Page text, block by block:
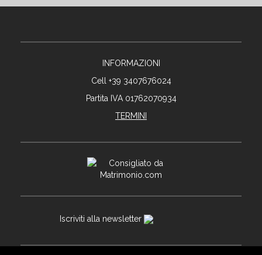
INFORMAZIONI
Cell +39 3407676024
Partita IVA 01762070934
TERMINI
Iscriviti alla newsletter